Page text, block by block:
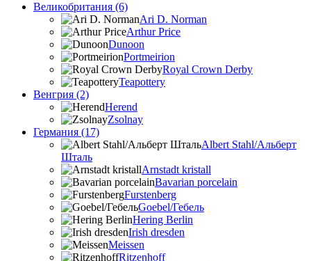
Великобритания (6)
Ari D. Norman
Arthur Price
Dunoon
Portmeirion
Royal Crown Derby
Teapottery
Венгрия (2)
Herend
Zsolnay
Германия (17)
Albert Stahl/Альбеpт
Шталь
Arnstadt kristall
Bavarian porcelain
Furstenberg
Goebel/Гебель
Hering Berlin
Irish dresden
Meissen
Ritzenhoff